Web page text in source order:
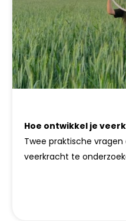
Hoe ontwikkel je
Twee praktische
veerkracht te